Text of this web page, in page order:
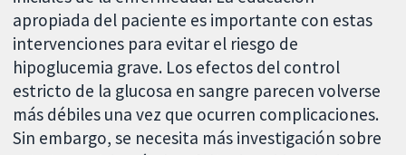
apropiada del paciente es importante con estas
intervenciones para evitar el riesgo de
hipoglucemia grave. Los efectos del control
estricto de la glucosa en sangre parecen volverse
más débiles una vez que ocurren complicaciones.
Sin embargo, se necesita más investigación sobre